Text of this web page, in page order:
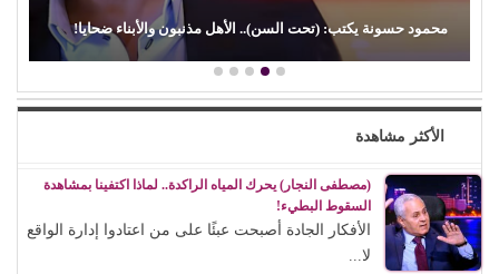
(الفن) والسياسة: عندما تتحول الريشة إلى سلاح
الأكثر مشاهدة
(مصطفى النجار) يحرك المياه الراكدة.. لماذا اكتفينا بمشاهدة
السقوط البطيء!
الأفكار الجادة أصبحت عبئًا على من اعتادوا إدارة الواقع
لا...